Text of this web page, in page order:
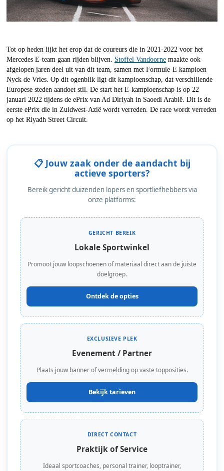
Tot op heden lijkt het erop dat de coureurs die in 2021-2022 voor het
Mercedes E-team gaan rijden blijven. Stoffel Vandoorne maakte ook
afgelopen jaren deel uit van dit team, samen met Formule-E kampioen
Nyck de Vries. Op dit ogenblik ligt dit kampioenschap, dat verschillende
Europese steden aandoet stil. De start het E-kampioenschap is op 22
januari 2022 tijdens de ePrix van Ad Diriyah in Saoedi Arabië. Dit is de
eerste ePrix die in Zuidwest-Azië wordt verreden. De race wordt verreden
op het Riyadh Street Circuit.
📋 Jouw zaak onder de aandacht bij
actieve sporters?
Bereik gericht duizenden lopers en sportliefhebbers via
onze platforms:
GERICHT BEREIK
Lokale Sportwinkel
Promoot jouw loopschoenen of materiaal direct aan de juiste
doelgroep.
Ontdek de opties
EXCLUSIEVE PLEK
Evenement / Partner
Plaats jouw banner of vermelding op vaste topposities.
Bekijk tarieven
DIRECT CONTACT
Praktijk of Service
Ideaal sportcoaches, personal trainer, looptrainer,